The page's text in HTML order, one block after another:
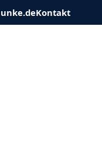
Kontakt